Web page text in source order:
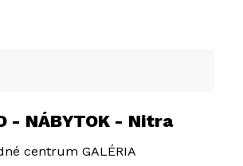
- NÁBYTOK - Nitra
centrum GALÉRIA